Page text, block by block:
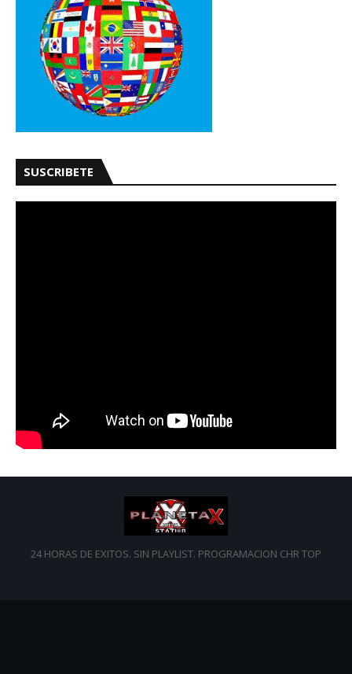
SUSCRIBETE
24 HORAS DE EXITOS. SIN PLAYLIST. PROGRAMACION CHR TOP